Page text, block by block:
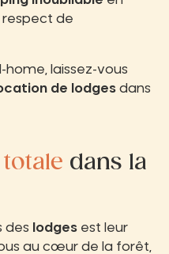
de
home, laissez-vous
de lodges dans
dans la
des lodges est leur
au cœur de la forêt,